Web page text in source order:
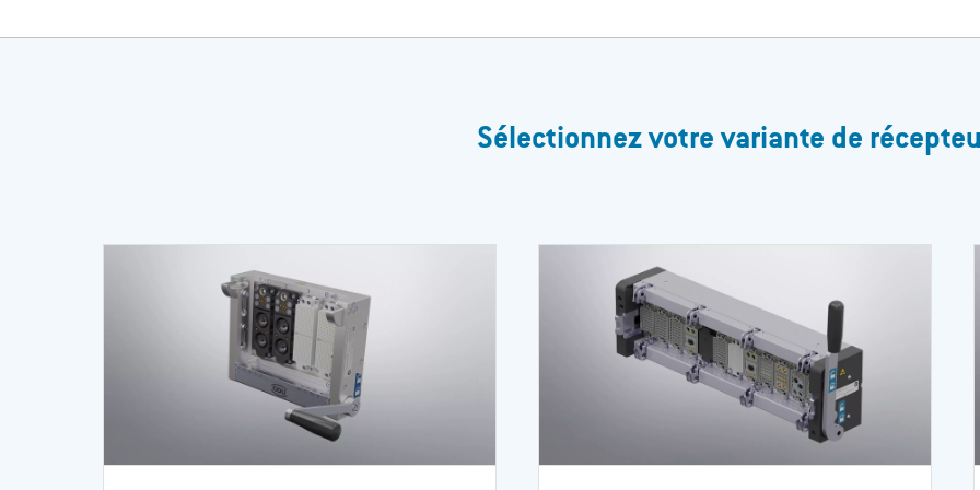
Sélectionnez votre variante de